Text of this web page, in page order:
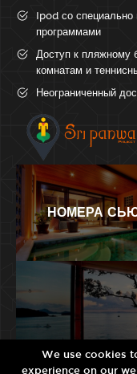
Ipod со
программами
Доступ к пляжному
комнатам и
Неограниченный
НОМЕРА
We use cookies
experience on our